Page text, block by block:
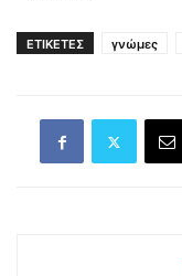
ΕΤΙΚΕΤΕΣ γνώμες